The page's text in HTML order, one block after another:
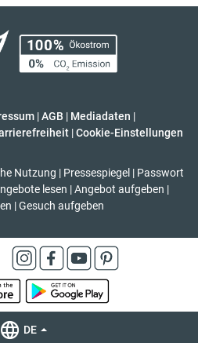
|AGB | Mediadaten |
| Cookie-Einstellungen
Nutzung | Pressespiegel | Passwort
lesen | Angebot aufgeben |
| Gesuch aufgeben
DE